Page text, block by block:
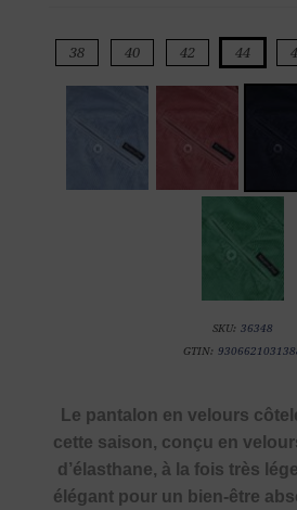
38 40 42 44
SKU: 36348
GTIN:
Le pantalon en velours
cette saison, conçu en
d’élasthane, à la fois très
élégant pour un bien-être